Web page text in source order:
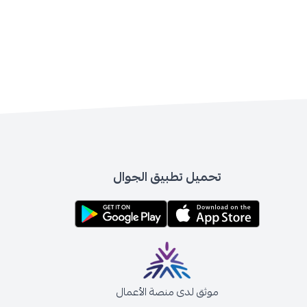
تحميل تطبيق الجوال
موثق لدى منصة الأعمال